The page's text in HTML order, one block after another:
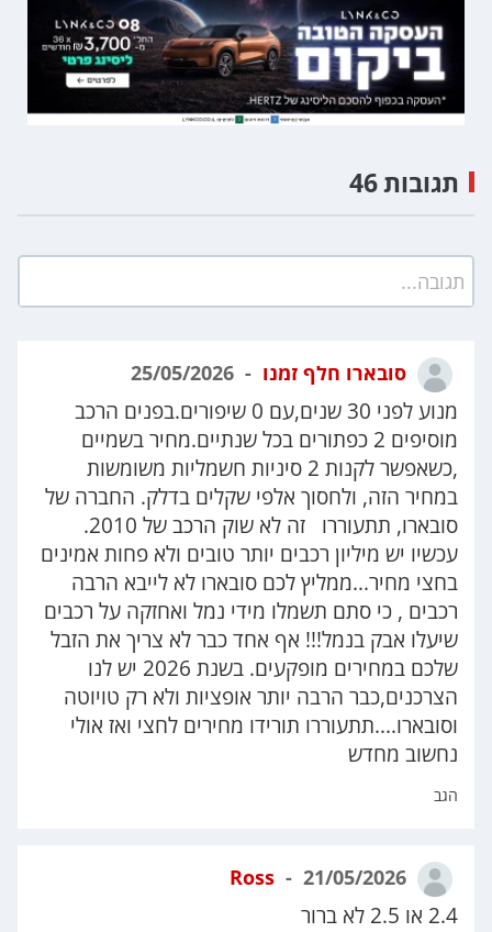
תגובה...
סובארו חלף זמנו
מנוע לפני 30 שנים,עם 0 שיפורים.בפנים הרכב
מוסיפים 2 כפתורים בכל שנתיים.מחיר בשמיים
,כשאפשר לקנות 2 סיניות חשמליות משומשות
במחיר הזה, ולחסוך אלפי שקלים בדלק. החברה של
סובארו, תתעוררו זה לא שוק הרכב של 2010.
עכשיו יש מיליון רכבים יותר טובים ולא פחות אמינים
בחצי מחיר...ממליץ לכם סובארו לא לייבא הרבה
רכבים , כי סתם תשמלו מידי נמל ואחזקה על רכבים
שיעלו אבק בנמל!!! אף אחד כבר לא צריך את הזבל
שלכם במחירים מופקעים. בשנת 2026 יש לנו
הצרכנים,כבר הרבה יותר אופציות ולא רק טויוטה
וסובארו....תתעוררו תורידו מחירים לחצי ואז אולי
נחשוב מחדש
הגב
Ross 21/05/2026
2.4 או 2.5 לא ברור